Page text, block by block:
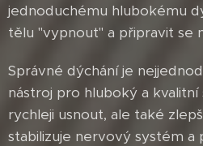
jednoduchému hlubokému
tělu "vypnout" a připravit se
Správné dýchání je
nástroj pro hluboký a kvalitní
rychleji usnout, ale také
stabilizuje nervový systém a